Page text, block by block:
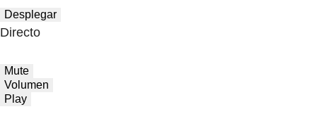
Desplegar
Directo
Mute
Volumen
Play